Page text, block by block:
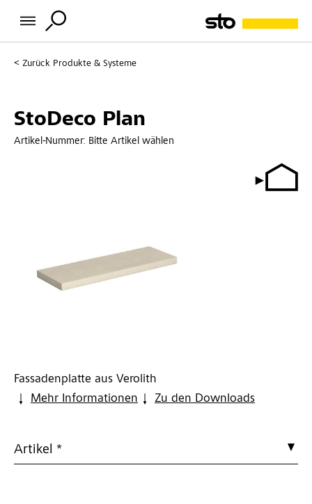
Zurück Produkte & Systeme
StoDeco Plan
Artikel-Nummer: Bitte Artikel wählen
Fassadenplatte aus Verolith
Mehr Informationen
Zu den Downloads
Artikel *